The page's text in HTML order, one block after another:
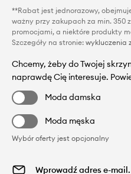
**Rabat jest jednorazowy,
ważny przy zakupach za min. 350
promocjami, a niektóre produkty
Szczegóły na stronie: wykluczenia
Chcemy, żeby do Twojej
naprawdę Cię interesuje.
Moda damska
Moda męska
Wybór oferty jest opcjonalny